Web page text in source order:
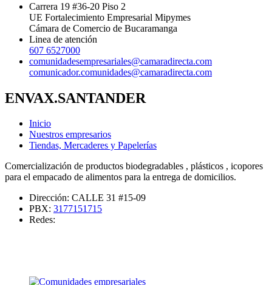
Carrera 19 #36-20 Piso 2
UE Fortalecimiento Empresarial Mipymes
Cámara de Comercio de Bucaramanga
Linea de atención
607 6527000
comunidadesempresariales@camaradirecta.com
comunicador.comunidades@camaradirecta.com
ENVAX.SANTANDER
Inicio
Nuestros empresarios
Tiendas, Mercaderes y Papelerías
Comercialización de productos biodegradables , plásticos , icopores
para el empacado de alimentos para la entrega de domicilios.
Dirección: CALLE 31 #15-09
PBX: 3177151715
Redes: